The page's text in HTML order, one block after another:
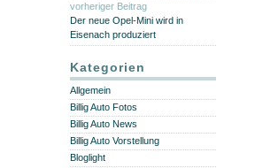
vorheriger Beitrag
Der neue Opel-Mini wird in
Eisenach produziert
Kategorien
Allgemein
Billig Auto Fotos
Billig Auto News
Billig Auto Vorstellung
Bloglight